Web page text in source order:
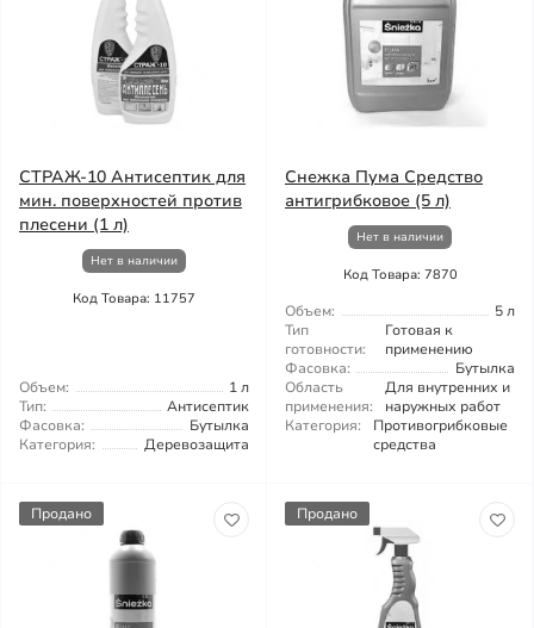
СТРАЖ-10 Антисептик для
мин. поверхностей против
плесени (1 л)
Нет в наличии
Код Товара: 11757
Объем:
1 л
Тип:
Антисептик
Фасовка:
Бутылка
Категория:
Деревозащита
Снежка Пума Средство
антигрибковое (5 л)
Нет в наличии
Код Товара: 7870
Объем:
5 л
Тип
готовности:
Готовая к
применению
Фасовка:
Бутылка
Область
применения:
Для внутренних и
наружных работ
Категория:
Противогрибковые
средства
Продано Продано